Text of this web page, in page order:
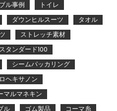
ル事例
トイレ
ダウンヒルスーツ
タオル
ストレッチ素材
スタンダード100
シームパッカリング
ヘキサノン
マルマネキン
ル ゴム製品
コーマ糸